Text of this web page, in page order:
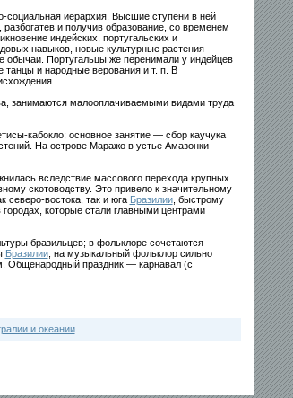
социальная иерархия. Высшие ступени в ней
и получив образование, со временем
индейских, португальских и
навыков, новые культурные растения
Португальцы же перенимали у индейцев
танцы и народные верования и т. п. В
занимаются малооплачиваемыми видами труда
кабокло; основное занятие — сбор каучука
На острове Маражо в устье Амазонки
вследствие массового перехода крупных
скотоводству. Это привело к значительному
северо-востока, так и юга Бразилии, быстрому
которые стали главными центрами
бразильцев; в фольклоре сочетаются
Бразилии; на музыкальный фольклор сильно
Общенародный праздник — карнавал (с
и океании